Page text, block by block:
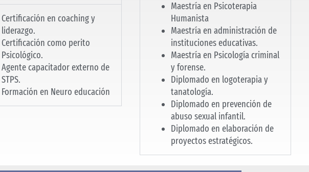
Certificación en coaching y
liderazgo.
Certificación como perito
Psicológico.
Agente capacitador externo de
STPS.
Formación en Neuro educación
Maestría en Psicoterapia
Humanista
Maestría en administración de
instituciones educativas.
Maestría en Psicología criminal
y forense.
Diplomado en logoterapia y
tanatología.
Diplomado en prevención de
abuso sexual infantil.
Diplomado en elaboración de
proyectos estratégicos.